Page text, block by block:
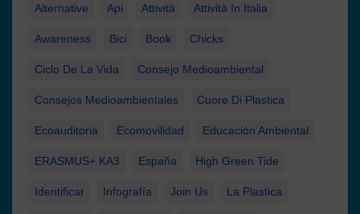
Alternative Api Attività Attività In Italia
Awareness Bici Book Chicks
Ciclo De La Vida Consejo Medioambiental
Consejos Medioambientales Cuore Di Plastica
Ecoauditoria Ecomovilidad Educación Ambiental
ERASMUS+ KA3 España High Green Tide
Identificar Infografía Join Us La Plastica